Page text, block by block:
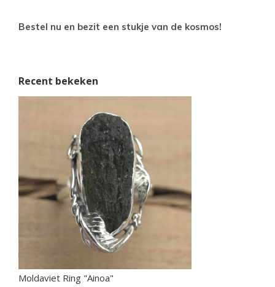
Bestel nu en bezit een stukje van de kosmos!
Recent bekeken
Moldaviet Ring "Ainoa"